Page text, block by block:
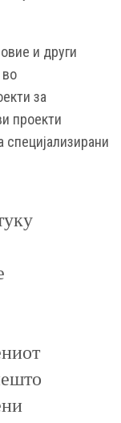
и други
во
за
проекти
специјализирани